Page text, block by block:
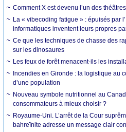
Comment X est devenu l’un des
La « vibecoding fatigue » : épuisés par
informatiques inventent leurs propres
Ce que les techniques de chasse des
sur les dinosaures
Les feux de forêt menacent-ils les
Incendies en Gironde : la logistique au
d’une population
Nouveau symbole nutritionnel au
consommateurs à mieux choisir ?
Royaume-Uni. L’arrêt de la Cour
bahreïnite adresse un message clair